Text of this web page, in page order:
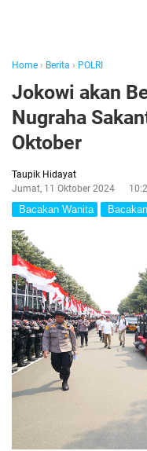
Home › Berita › POLRI
Jokowi akan
Nugraha
Oktober
Taupik Hidayat
Jumat, 11 Oktober 2024
Bacakan Wanita